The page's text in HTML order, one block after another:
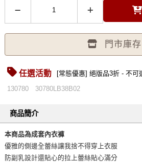
門市庫存
任選活動 [常態優惠] 絕版品3折 - 不可
130780 30780LB38B02
商品簡介
本商品為成套內衣褲
優雅的側邊全蕾絲讓我捨不得穿上衣服
防副乳設計還貼心的拉上蕾絲貼心滿分